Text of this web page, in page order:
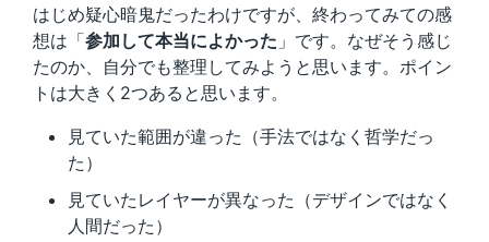
はじめ疑心暗鬼だったわけですが、終わってみての感
想は「参加して本当によかった 」です。なぜそう感じ
たのか、自分でも整理してみようと思います。ポイン
トは大きく2つあると思います。
見ていた範囲が違った（手法ではなく哲学だっ
た）
見ていたレイヤーが異なった（デザインではなく
人間だった）